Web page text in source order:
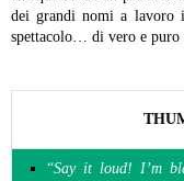
dei grandi nomi a lavoro
spettacolo… di vero e puro
“Say it loud! I’m